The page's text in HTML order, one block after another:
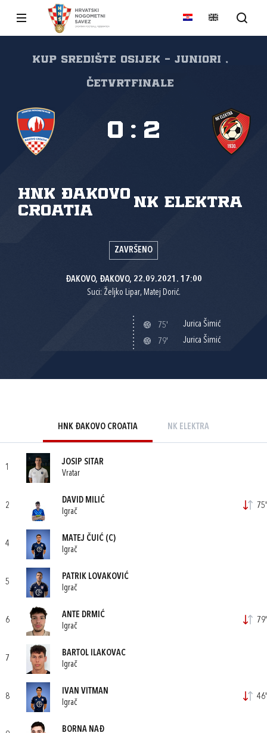
Kup Središte Osijek - juniori ,
Četvrtfinale
HNK Đakovo
Croatia
NK Elektra
0 : 2
ZAVRŠENO
ĐAKOVO, ĐAKOVO, 22.09.2021. 17:00
Suci: Željko Lipar, Matej Dorić.
75'
Jurica Šimić
79'
Jurica Šimić
HNK ĐAKOVO CROATIA NK ELEKTRA
1
JOSIP SITAR
Vratar
2
DAVID MILIĆ
Igrač
75'
4
MATEJ ČUIĆ (C)
Igrač
5
PATRIK LOVAKOVIĆ
Igrač
6
ANTE DRMIĆ
Igrač
79'
7
BARTOL ILAKOVAC
Igrač
8
IVAN VITMAN
Igrač
46'
BORNA NAĐ